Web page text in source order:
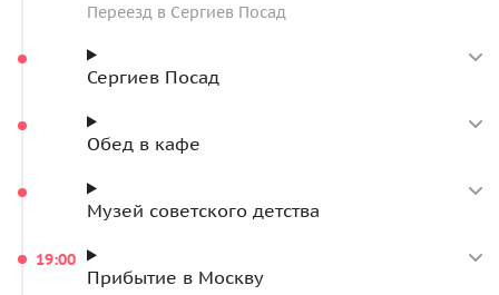
Переезд в Сергиев Посад
Сергиев Посад
Обед в кафе
Музей советского детства
19:00
Прибытие в Москву